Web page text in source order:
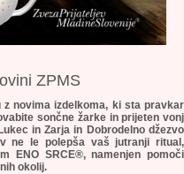
ZPMS
novima izdelkoma, ki sta pravkar
sončne žarke in prijeten vonj
in Zarja in Dobrodelno džezvo
ne le polepša vaš jutranji ritual,
ENO SRCE®, namenjen pomoči
okolij.